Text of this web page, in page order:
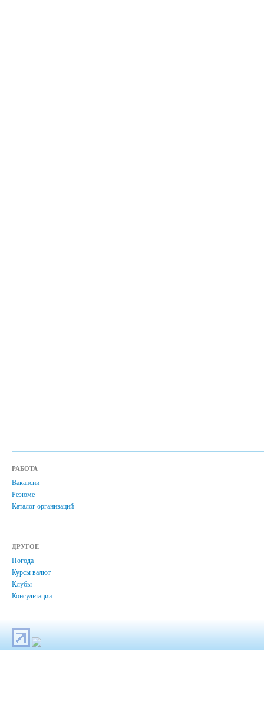
РАБОТА
Вакансии
Резюме
Каталог организаций
ДРУГОЕ
Погода
Курсы валют
Клубы
Консультации